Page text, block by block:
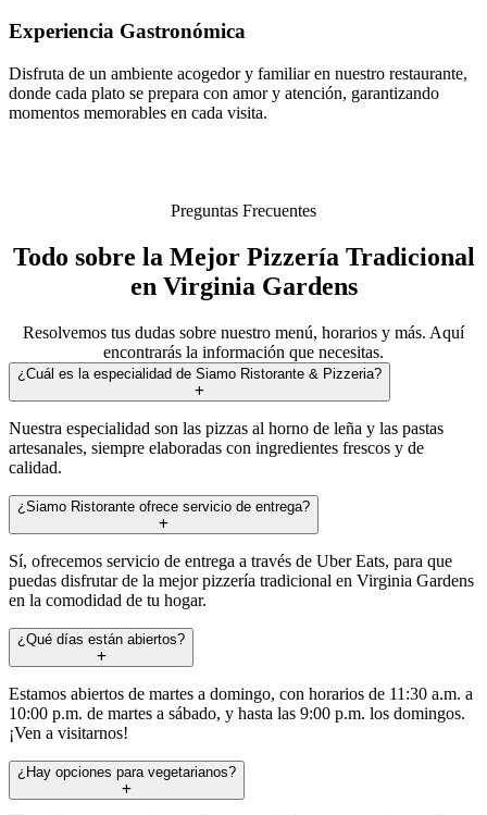
Experiencia Gastronómica
Disfruta de un ambiente acogedor y familiar en nuestro restaurante,
donde cada plato se prepara con amor y atención, garantizando
momentos memorables en cada visita.
Preguntas Frecuentes
Todo sobre la Mejor Pizzería Tradicional
en Virginia Gardens
Resolvemos tus dudas sobre nuestro menú, horarios y más. Aquí
encontrarás la información que necesitas.
¿Cuál es la especialidad de Siamo Ristorante & Pizzeria?
Nuestra especialidad son las pizzas al horno de leña y las pastas
artesanales, siempre elaboradas con ingredientes frescos y de
calidad.
¿Siamo Ristorante ofrece servicio de entrega?
Sí, ofrecemos servicio de entrega a través de Uber Eats, para que
puedas disfrutar de la mejor pizzería tradicional en Virginia Gardens
en la comodidad de tu hogar.
¿Qué días están abiertos?
Estamos abiertos de martes a domingo, con horarios de 11:30 a.m. a
10:00 p.m. de martes a sábado, y hasta las 9:00 p.m. los domingos.
¡Ven a visitarnos!
¿Hay opciones para vegetarianos?